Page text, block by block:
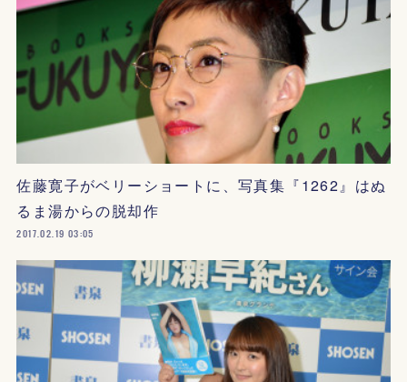
佐藤寛子がベリーショートに、写真集『1262』はぬ
るま湯からの脱却作
2017.02.19 03:05